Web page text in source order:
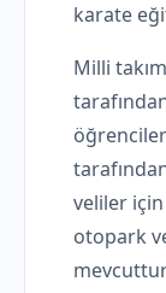
karate
Milli
veliler
otopark